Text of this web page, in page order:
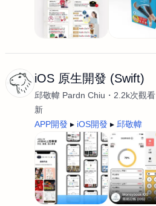
iOS 原生開發 (Swift)
邱敬幃 Pardn Chiu 2.2k次觀看
新
APP開發
iOS開發 邱敬幃